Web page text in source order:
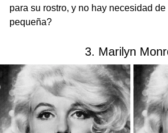
para su rostro, y no hay necesidad
pequeña?
3. Marilyn